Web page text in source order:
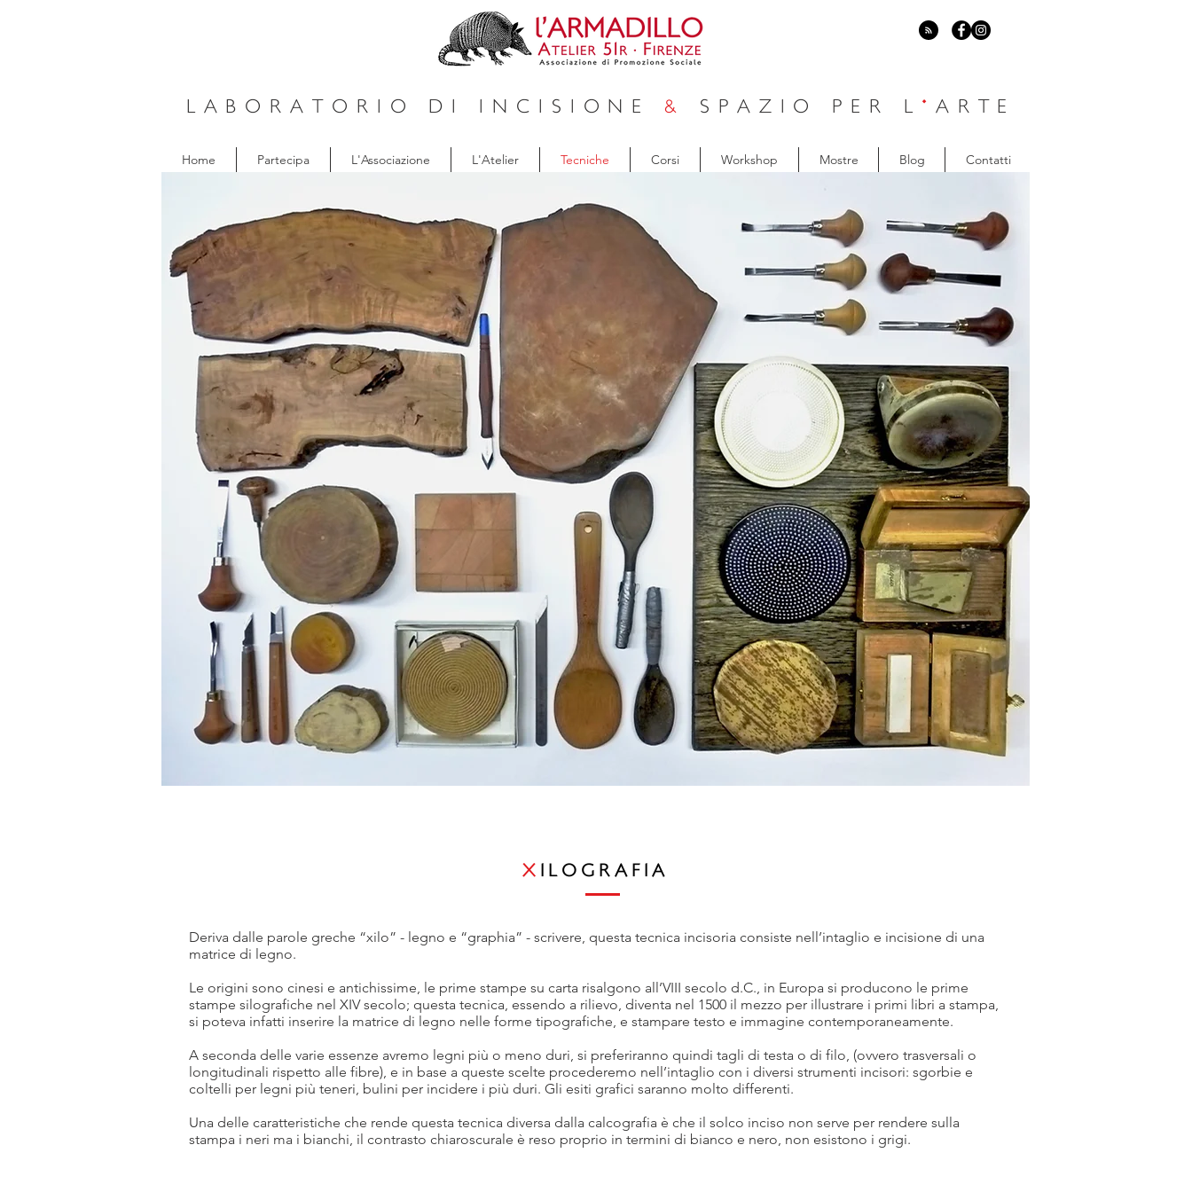
LABORATORIO DI INCISIONE& SPAZIO PER L ' ARTE
Home Partecipa L'Associazione L'Atelier Tecniche Corsi Workshop Mostre Blog Contatti
X ILOGRAFIA
Deriva dalle parole greche “xilo” - legno e “graphia” - scrivere, questa tecnica incisoria consiste nell’intaglio e incisione di una
matrice di legno.
Le origini sono cinesi e antichissime, le prime stampe su carta risalgono all’VIII secolo d.C., in Europa si producono le prime
stampe silografiche nel XIV secolo; questa tecnica, essendo a rilievo, diventa nel 1500 il mezzo per illustrare i primi libri a stampa,
si poteva infatti inserire la matrice di legno nelle forme tipografiche, e stampare testo e immagine contemporaneamente.
A seconda delle varie essenze avremo legni più o meno duri, si preferiranno quindi tagli di testa o di filo, (ovvero trasversali o
longitudinali rispetto alle fibre), e in base a queste scelte procederemo nell’intaglio con i diversi strumenti incisori: sgorbie e
coltelli per legni più teneri, bulini per incidere i più duri. Gli esiti grafici saranno molto differenti.
Una delle caratteristiche che rende questa tecnica diversa dalla calcografia è che il solco inciso non serve per rendere sulla
stampa i neri ma i bianchi, il contrasto chiaroscurale è reso proprio in termini di bianco e nero, non esistono i grigi.